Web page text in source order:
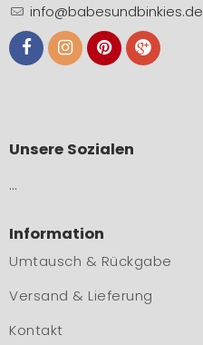
info@babesundbinkies.de
Unsere Sozialen
…
Information
Umtausch & Rückgabe
Versand & Lieferung
Kontakt